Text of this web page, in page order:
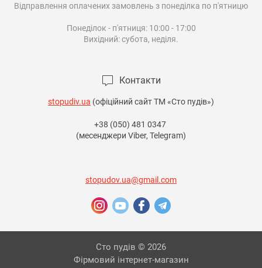
Відправлення оплачених замовлень з понеділка по п'ятницю
Понеділок - п'ятниця: 10:00 - 17:00
Вихідний: субота, неділя.
Контакти
stopudiv.ua (офіційний сайт ТМ «Сто пудів»)
+38 (050) 481 0347
(месенджери Viber, Telegram)
stopudov.ua@gmail.com
Сто пудів © 2026
Фірмовий інтернет-магазин